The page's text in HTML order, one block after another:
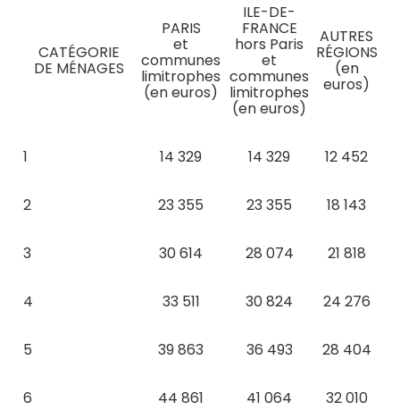
CATÉGORIE
DE MÉNAGES
PARIS
et
communes
limitrophes
(en euros)
ILE-DE-
FRANCE
hors Paris
et
communes
limitrophes
(en euros)
AUTRES
RÉGIONS
(en
euros)
1 14 329 14 329 12 452
2 23 355 23 355 18 143
3 30 614 28 074 21 818
4 33 511 30 824 24 276
5 39 863 36 493 28 404
6 44 861 41 064 32 010